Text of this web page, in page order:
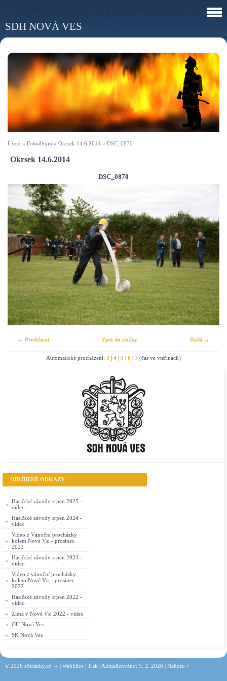
SDH NOVÁ VES
Úvod » Fotoalbum » Okrsek 14.6.2014 » DSC_0870
Okrsek 14.6.2014
DSC_0870
← Předchozí Další →
Zpět do složky
Automatické procházení: 3 | 4 | 5 | 6 | 7 (čas ve vteřinách)
OBLÍBENÉ ODKAZY
Hasičské závody srpen 2025 -
video
Hasičské závody srpen 2024 -
video
Video z Vánoční procházky
kolem Nové Vsi - prosinec
2023
Hasičské závody srpen 2023 -
video
Video z vánoční procházky
kolem Nové Vsi - prosinec
2022
Hasičské závody srpen 2022 -
video
Zima v Nové Vsi 2022 - video
OÚ Nová Ves
SK Nová Ves
© 2026 eStránky.cz | WebSlice | Tisk | Aktualizováno: 9. 2. 2026 | Nahoru ↑